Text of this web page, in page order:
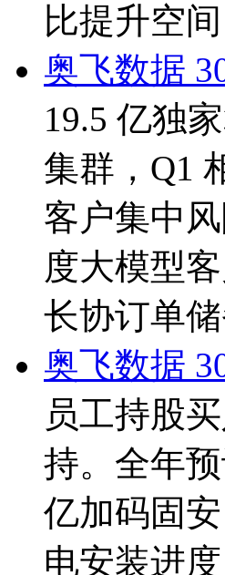
比提升空间
奥飞数据
19.5 亿独
集群，Q1
客户集中
度大模型
长协订单
奥飞数据
员工持股
持。全年
亿加码固
电安装进